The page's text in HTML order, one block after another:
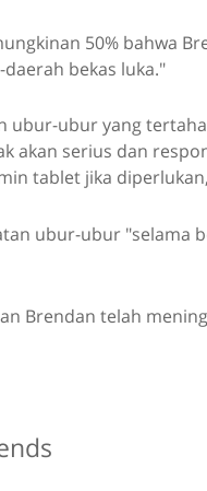
50% bahwa
bekas luka."
ubur-ubur yang
akan serius dan
tablet jika
ubur-ubur "selama
Brendan telah